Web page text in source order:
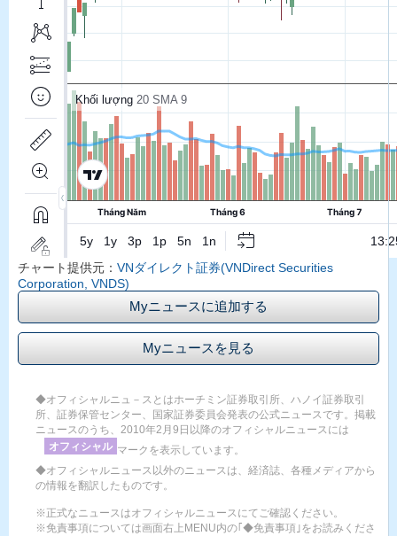
チャート提供元： VNダイレクト証券(VNDirect Securities
Corporation, VNDS)
Myニュースに追加する
Myニュースを見る
◆オフィシャルニュ－スとはホーチミン証券取引所、ハノイ証券取引
所、証券保管センター、国家証券委員会発表の公式ニュースです。掲載
ニュースのうち、2010年2月9日以降のオフィシャルニュースには
オフィシャル マークを表示しています。
◆オフィシャルニュース以外のニュースは、経済誌、各種メディアから
の情報を翻訳したものです。
※正式なニュースはオフィシャルニュースにてご確認ください。
※免責事項については画面右上MENU内の｢◆免責事項｣をお読みくださ